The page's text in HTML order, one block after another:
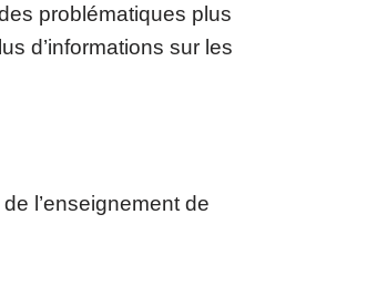
problématiques plus
d’informations sur les
l’enseignement de